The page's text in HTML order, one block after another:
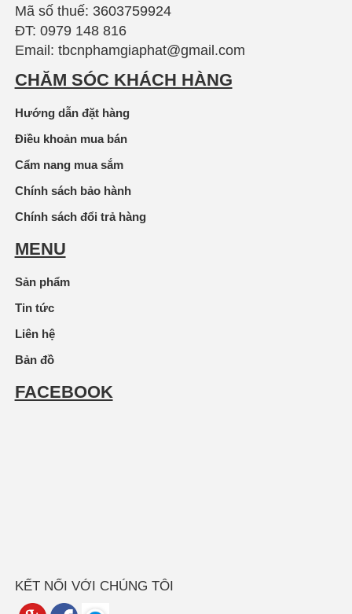
Mã số thuế: 3603759924
ĐT: 0979 148 816
Email: tbcnphamgiaphat@gmail.com
CHĂM SÓC KHÁCH HÀNG
Hướng dẫn đặt hàng
Điều khoản mua bán
Cẩm nang mua sắm
Chính sách bảo hành
Chính sách đổi trả hàng
MENU
Sản phẩm
Tin tức
Liên hệ
Bản đồ
FACEBOOK
KẾT NỐI VỚI CHÚNG TÔI